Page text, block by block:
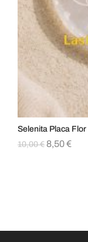
Selenita Placa
10,00€ 8,50€